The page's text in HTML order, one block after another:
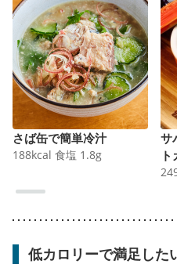
さば缶で簡単冷汁
188kcal 食塩 1.8g
サ
低カロリーで満足した